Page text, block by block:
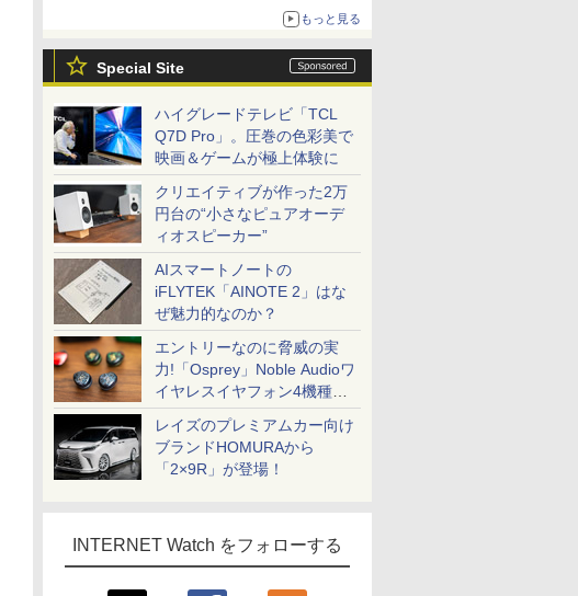
もっと見る
Special Site
ハイグレードテレビ「TCL
Q7D Pro」。圧巻の色彩美で
映画＆ゲームが極上体験に
クリエイティブが作った2万
円台の“小さなピュアオーデ
ィオスピーカー”
AIスマートノートの
iFLYTEK「AINOTE 2」はな
ぜ魅力的なのか？
エントリーなのに脅威の実
力!「Osprey」Noble Audioワ
イヤレスイヤフォン4機種を
一気に聴く
レイズのプレミアムカー向け
ブランドHOMURAから
「2×9R」が登場！
INTERNET Watch をフォローする